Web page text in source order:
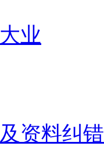
业
资料纠错